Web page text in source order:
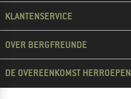
KLANTENSERVICE
OVER BERGFREUNDE
DE OVEREENKOMST HERROEPEN